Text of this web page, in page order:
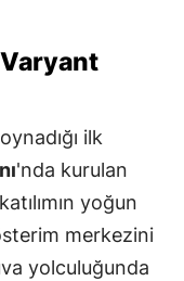
Varyant
ilk
'nda kurulan
yoğun
merkezini
yolculuğunda